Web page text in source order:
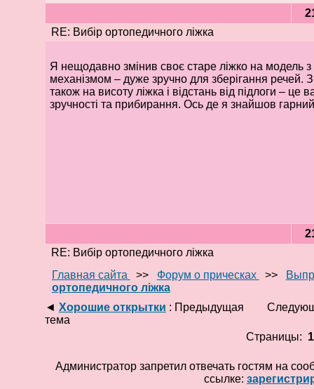
RE: Вибір ортопедичного ліжка
Я нещодавно змінив своє старе ліжко на модель
механізмом – дуже зручно для зберігання речей.
також на висоту ліжка і відстань від підлоги – це
зручності та прибирання. Ось де я знайшов
RE: Вибір ортопедичного ліжка
Главная сайта
>> Форум о прическах >>
ортопедичного ліжка
◄ Хорошие открытки : Предыдущая
тема
Страницы: 1
Администратор запретил отвечать гостям на
ссылке: